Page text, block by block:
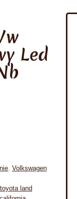
Led
, Volkswagen
toyota land